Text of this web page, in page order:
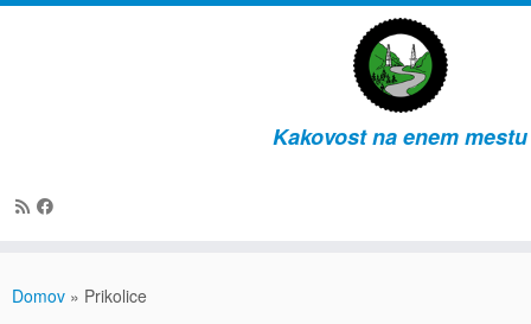
Kakovost na enem mestu
Domov » Prikolice